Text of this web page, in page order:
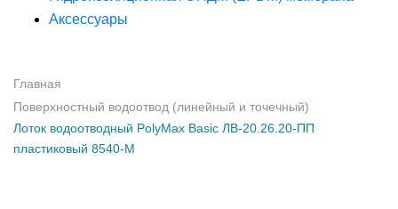
Аксессуары
Главная
Поверхностный водоотвод (линейный и точечный)
Лоток водоотводный PolyMax Basic ЛВ-20.26.20-ПП
пластиковый 8540-М